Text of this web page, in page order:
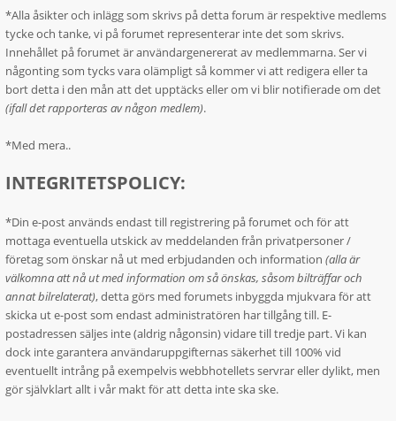
*Alla åsikter och inlägg som skrivs på detta forum är respektive medlems
tycke och tanke, vi på forumet representerar inte det som skrivs.
Innehållet på forumet är användargenererat av medlemmarna. Ser vi
någonting som tycks vara olämpligt så kommer vi att redigera eller ta
bort detta i den mån att det upptäcks eller om vi blir notifierade om det
(ifall det rapporteras av någon medlem).
*Med mera..
INTEGRITETSPOLICY:
*Din e-post används endast till registrering på forumet och för att
mottaga eventuella utskick av meddelanden från privatpersoner /
företag som önskar nå ut med erbjudanden och information (alla är
välkomna att nå ut med information om så önskas, såsom bilträffar och
annat bilrelaterat), detta görs med forumets inbyggda mjukvara för att
skicka ut e-post som endast administratören har tillgång till. E-
postadressen säljes inte (aldrig någonsin) vidare till tredje part. Vi kan
dock inte garantera användaruppgifternas säkerhet till 100% vid
eventuellt intrång på exempelvis webbhotellets servrar eller dylikt, men
gör självklart allt i vår makt för att detta inte ska ske.